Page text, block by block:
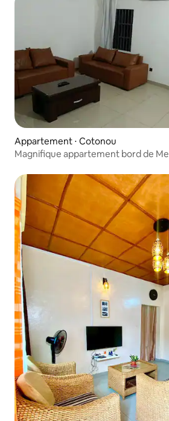
Appartement ⋅ Cotonou
Magnifique appartement bord de Mer